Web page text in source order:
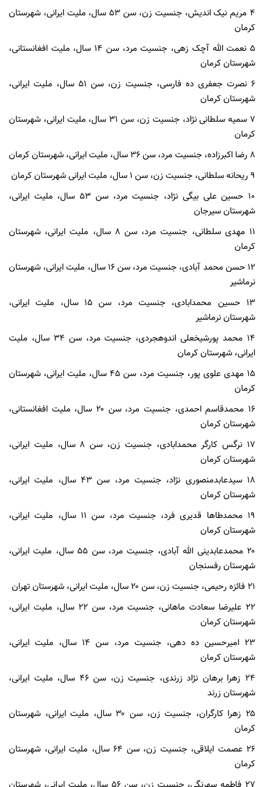
۴ مریم نیک اندیش، جنسیت زن، سن ۵۳ سال، ملیت ایرانی، شهرستان
کرمان
۵ نعمت الله آچک زهی، جنسیت مرد، سن ۱۴ سال، ملیت افغانستانی،
شهرستان کرمان
۶ نصرت جعفری ده فارسی، جنسیت زن، سن ۵۱ سال، ملیت ایرانی،
شهرستان کرمان
۷ سمیه سلطانی نژاد، جنسیت زن، سن ۳۱ سال، ملیت ایرانی، شهرستان
کرمان
۸ رضا اکبرزاده، جنسیت مرد، سن ۳۶ سال، ملیت ایرانی، شهرستان کرمان
۹ ریحانه سلطانی، جنسیت زن، سن ۱ سال، ملیت ایرانی شهرستان کرمان
۱۰ حسین علی بیگی نژاد، جنسیت مرد، سن ۵۳ سال، ملیت ایرانی،
شهرستان سیرجان
۱۱ مهدی سلطانی، جنسیت مرد، سن ۸ سال، ملیت ایرانی، شهرستان
کرمان
۱۲ حسن محمد آبادی، جنسیت مرد، سن ۱۶ سال، ملیت ایرانی، شهرستان
نرماشیر
۱۳ حسین محمدابادی، جنسیت مرد، سن ۱۵ سال، ملیت ایرانی،
شهرستان نرماشیر
۱۴ محمد پورشیخعلی اندوهجردی، جنسیت مرد، سن ۳۴ سال، ملیت
ایرانی، شهرستان کرمان
۱۵ مهدی علوی پور، جنسیت مرد، سن ۴۵ سال، ملیت ایرانی، شهرستان
کرمان
۱۶ محمدقاسم احمدی، جنسیت مرد، سن ۲۰ سال، ملیت افغانستانی،
شهرستان کرمان
۱۷ نرگس کارگر محمدابادی، جنسیت زن، سن ۸ سال، ملیت ایرانی،
شهرستان کرمان
۱۸ سیدعابدمنصوری نژاد، جنسیت مرد، سن ۴۳ سال، ملیت ایرانی،
شهرستان کرمان
۱۹ محمدطا‌ها قدیری فرد، جنسیت مرد، سن ۱۱ سال، ملیت ایرانی،
شهرستان کرمان
۲۰ محمدعابدینی الله آبادی، جنسیت مرد، سن ۵۵ سال، ملیت ایرانی،
شهرستان رفسنجان
۲۱ فائزه رحیمی، جنسیت زن، سن ۲۰ سال، ملیت ایرانی، شهرستان تهران
۲۲ علیرضا سعادت ماهانی، جنسیت مرد، سن ۲۲ سال، ملیت ایرانی،
شهرستان کرمان
۲۳ امیرحسین ده دهی، جنسیت مرد، سن ۱۴ سال، ملیت ایرانی،
شهرستان کرمان
۲۴ زهرا برهان نژاد زرندی، جنسیت زن، سن ۴۶ سال، ملیت ایرانی،
شهرستان زرند
۲۵ زهرا کارگران، جنسیت زن، سن ۳۰ سال، ملیت ایرانی، شهرستان
کرمان
۲۶ عصمت ایلاقی، جنسیت زن، سن ۶۴ سال، ملیت ایرانی، شهرستان
کرمان